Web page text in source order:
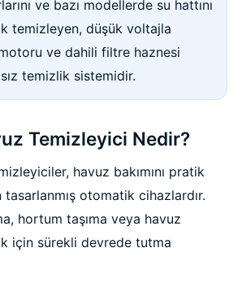
Gemaş %90 Tablet Klor
Gemaş hazır kimyasal bakım seti
Ayak Dezenfektanı
Demir ve Setlik Giderici
Kalsiyum Hipoklorit %65 Klor
Multi %90 Tablet Klor
Havuz Sıvı Klor
Havuz Bağlı Klor Giderici
Havuz Kışlık Bakım Ürünü
Havuz Toz Ph+ Yükseltici
Havuz
Tuz
ve bazı modellerde su hattını
temizleyen, düşük voltajla
ve dahili filtre haznesi
temizlik sistemidir.
Temizleyici Nedir?
havuz bakımını pratik
otomatik cihazlardır.
hortum taşıma veya havuz
için sürekli devrede tutma